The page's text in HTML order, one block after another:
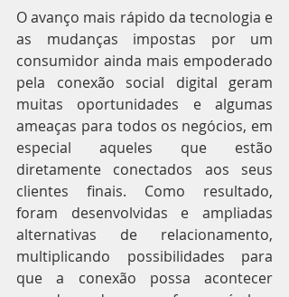
O avanço mais rápido da tecnologia e
as mudanças impostas por um
consumidor ainda mais empoderado
pela conexão social digital geram
muitas oportunidades e algumas
ameaças para todos os negócios, em
especial aqueles que estão
diretamente conectados aos seus
clientes finais. Como resultado,
foram desenvolvidas e ampliadas
alternativas de relacionamento,
multiplicando possibilidades para
que a conexão possa acontecer